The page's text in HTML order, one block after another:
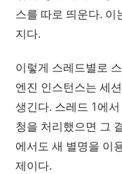
스를 따로 띄운다. 이
지다.
이렇게 스레드별로
엔진 인스턴스는 세
생긴다. 스레드 1에
청을 처리했으면 그
에서도 새 별명을 이
제이다.